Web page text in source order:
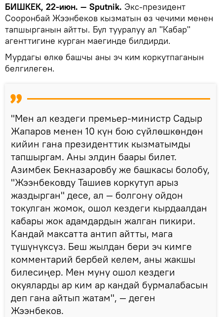
БИШКЕК, 22-июн. — Sputnik. Экс-президент
Сооронбай Жээнбеков кызматын өз чечими менен
тапшырганын айтты. Бул тууралуу ал "Кабар"
агенттигине курган маегинде билдирди.
Мурдагы өлкө башчы аны эч ким коркутпаганын
белгилеген.
"Мен ал кездеги премьер-министр Садыр
Жапаров менен 10 күн бою сүйлөшкөндөн
кийин гана президенттик кызматымды
тапшыргам. Аны элдин баары билет.
Азимбек Бекназаровбу же башкасы болобу,
"Жээнбековду Ташиев коркутуп арыз
жаздырган" десе, ал — болгону ойдон
токулган жомок, ошол кездеги кырдаалдан
кабары жок адамдардын жалган пикири.
Кандай максатта антип айтты, мага
түшүнүксүз. Беш жылдан бери эч кимге
комментарий бербей келем, аны жакшы
билесиңер. Мен муну ошол кездеги
окуяларды ар ким ар кандай бурмалабасын
деп гана айтып жатам", — деген
Жээнбеков.